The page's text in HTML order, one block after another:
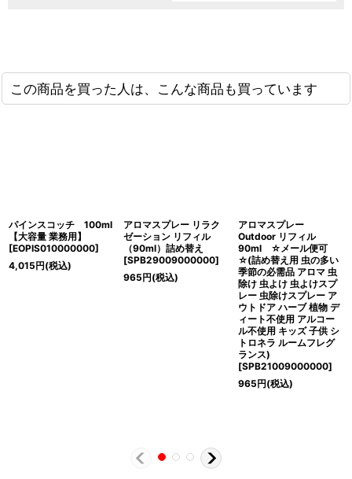
この商品を買った人は、こんな商品も買っています
パインスコッチ 100ml
【大容量 業務用】
[EOPIS010000000]
4,015円(税込)
アロマスプレー リラク
ゼーション リフィル
（90ml）詰め替え
[SPB29009000000]
965円(税込)
アロマスプレー
Outdoor リフィル
90ml ☆メール便可
☆(詰め替え用 虫の多い
季節の必需品 アロマ 虫
除け 虫よけ 虫よけスプ
レー 虫除けスプレー ア
ウトドア ハーブ 植物 デ
ィート不使用 アルコー
ル不使用 キッズ 子供 シ
トロネラ ルームフレグ
ランス)
[SPB21009000000]
965円(税込)